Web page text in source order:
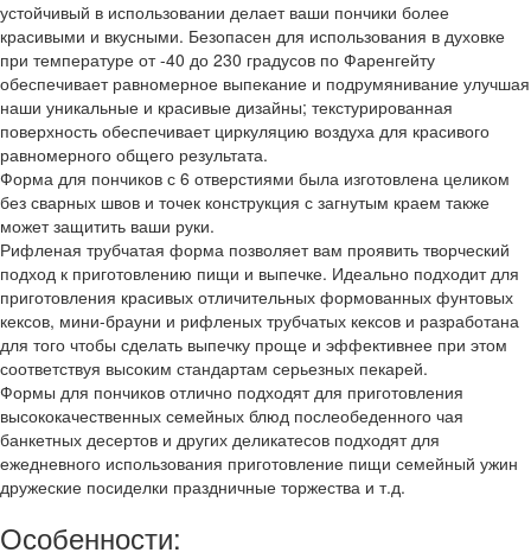
устойчивый в использовании делает ваши пончики более
красивыми и вкусными. Безопасен для использования в духовке
при температуре от -40 до 230 градусов по Фаренгейту
обеспечивает равномерное выпекание и подрумянивание улучшая
наши уникальные и красивые дизайны; текстурированная
поверхность обеспечивает циркуляцию воздуха для красивого
равномерного общего результата.
Форма для пончиков с 6 отверстиями была изготовлена целиком
без сварных швов и точек конструкция с загнутым краем также
может защитить ваши руки.
Рифленая трубчатая форма позволяет вам проявить творческий
подход к приготовлению пищи и выпечке. Идеально подходит для
приготовления красивых отличительных формованных фунтовых
кексов, мини-брауни и рифленых трубчатых кексов и разработана
для того чтобы сделать выпечку проще и эффективнее при этом
соответствуя высоким стандартам серьезных пекарей.
Формы для пончиков отлично подходят для приготовления
высококачественных семейных блюд послеобеденного чая
банкетных десертов и других деликатесов подходят для
ежедневного использования приготовление пищи семейный ужин
дружеские посиделки праздничные торжества и т.д.
Особенности: